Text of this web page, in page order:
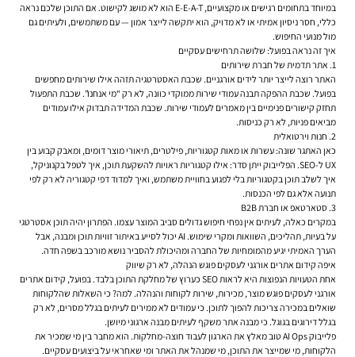
במיוחד בתחומים רגישים או מקצועיים, E-E-A-T הוא לא מושג לקישוט. אם התוכן שלכם נראה
כללי, חסר ניסיון אמיתי או לא מדויק, הוא יתקשה לייצר אמון — עם משתמשים, ולעיתים גם
מול מנועי החיפוש.
איך זה נראה בפועל: שלושה תרחישים עסקיים
1. אתר תדמית של חברת שירותים
האתר רוצה לייצר יותר לידים אורגניים. שכבת האסטרטגיה תזהה אילו שירותים מחפשים
בפועל. שכבת ההפקה תבנה עמודי שירות ממוקדי כוונה, לא רק “מי אנחנו”. שכבת התפעול
תחזק קישורים פנימיים בין מאמרים לעמודי שירות. שכבת המדידה תבדוק אילו עמודים
מביאים פניות, לא רק כניסות.
2. חנות וירטואלית
כאן האתגר שונה: עשרות או מאות קטגוריות, פילטרים, תיאורי מוצר דומים, ומאבק קבוע בין
UX ל-SEO. הפלייבוק ייתן סדר: אילו קטגוריות ראויות להשקעת תוכן, איך לטפל בקנוניקל,
איך לשלב תוכן בקטגוריות בלי לפגוע בחוויית משתמש, ואיך למדוד דפי קטגוריה לא רק לפי
תנועה אלא גם לפי הכנסות.
3. סטארטאפ או חברת B2B
במקרים כאלה, לעיתים אין נפחי חיפוש גדולים סביב המוצר עצמו. הפתרון יהיה תוכן אסטרטגי
על בעיות, תהליכים, השוואות ומקרי שימוש. AI יכול לסייע באיתור זוויות תוכן ומבנה, אבל
הערך האמיתי יגיע מהמומחיות של החברה ומהיכולת להסביר נושא מורכב בשפה חדה.
איפה קידום אתרים אורגני לעסקים פוגש הנהלה, לא רק שיווק
אחת הטעויות הנפוצות היא לראות SEO כערוץ של מחלקת התוכן בלבד. בפועל, קידום אתרים
אורגני לעסקים פוגש מוצר, מכירות, שירות לקוחות והנהלה. למה? כי השאלות שהלקוחות
שואלים במכירה צריכות להפוך לתוכן. כי עמודים לא ממירים לעיתים בגלל מסרים, לא רק
בגלל דירוגים בגוגל. כי מבנה אתר משקף לעיתים מבנה ארגוני מיושן.
פלייבוק AI Ops טוב מאלץ את הארגון לעבוד חוצה-מחלקות. הוא מחבר בין מי שמכיר את
הלקוחות, מי שמייצר את התוכן, מי שמנהל את האתר ומי שאחראי על ביצועים עסקיים.